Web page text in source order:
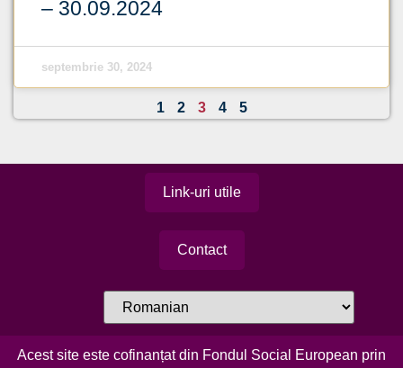
– 30.09.2024
septembrie 30, 2024
1 2 3 4 5
Link-uri utile
Contact
Acest site este cofinanțat din Fondul Social European prin